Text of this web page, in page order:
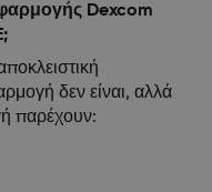
Dexcom
δεν είναι, αλλά
παρέχουν: